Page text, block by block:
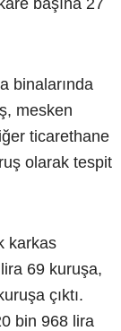
binalarında
mesken
ticarethane
olarak tespit
karkas
69 kuruşa,
çıktı.
bin 968 lira